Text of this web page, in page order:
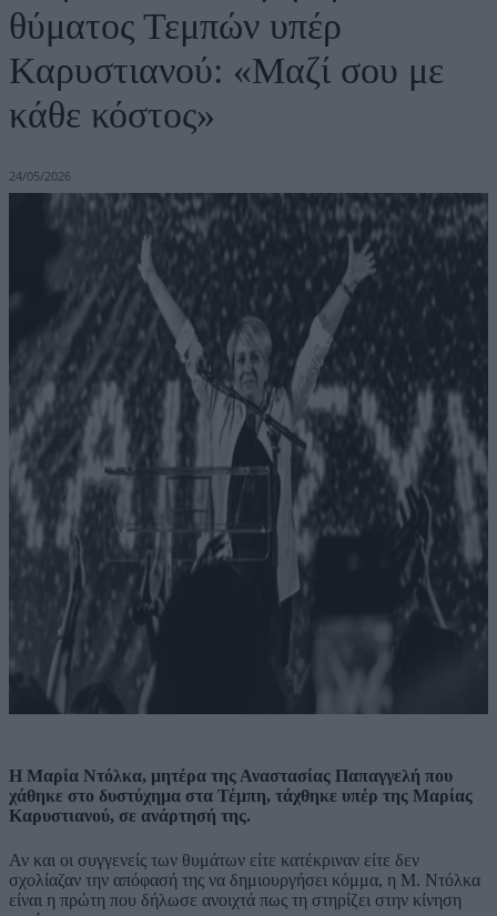
θύματος Τεμπών υπέρ
Καρυστιανού: «Μαζί σου με
κάθε κόστος»
24/05/2026
Η Μαρία Ντόλκα, μητέρα της Αναστασίας Παπαγγελή που
χάθηκε στο δυστύχημα στα Τέμπη, τάχθηκε υπέρ της Μαρίας
Καρυστιανού, σε ανάρτησή της.
Αν και οι συγγενείς των θυμάτων είτε κατέκριναν είτε δεν
σχολίαζαν την απόφασή της να δημιουργήσει κόμμα, η Μ. Ντόλκα
είναι η πρώτη που δήλωσε ανοιχτά πως τη στηρίζει στην κίνηση